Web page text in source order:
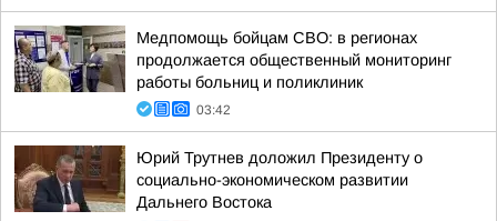
Медпомощь бойцам СВО: в регионах
продолжается общественный мониторинг
работы больниц и поликлиник
03:42
Юрий Трутнев доложил Президенту о
социально-экономическом развитии
Дальнего Востока